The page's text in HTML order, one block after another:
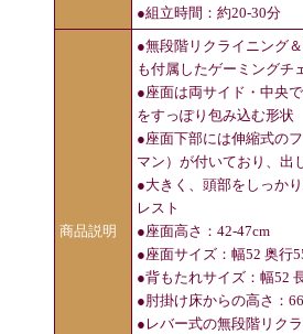
●組立時間：約20-30分
商品説明
●無段階リクライニング
も付属したゲーミングチ
●座面は両サイド・中央
をすっぽり包み込む形状
●座面下部には伸縮式の
マン）が付いており、出
●大きく、頭部をしっか
レスト
●座面高さ：42-47cm
●座面サイズ：幅52 奥行
●背もたれサイズ：幅52
●肘掛け床からの高さ：
●レバー式の無段階リク